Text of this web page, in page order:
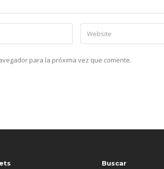
para la próxima vez que comente.
Buscar